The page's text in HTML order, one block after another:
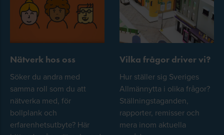
Nätverk hos oss
Söker du andra med
samma roll som du att
nätverka med, för
bollplank och
erfarenhetsutbyte? Här
Vilka frågor driver vi?
Hur ställer sig Sveriges
Allmännytta i olika frågor?
Ställningstaganden,
rapporter, remisser och
mera inom aktuella